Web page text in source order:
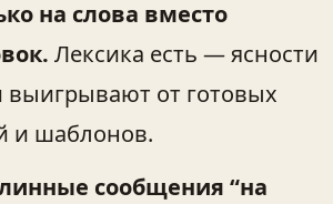
на слова вместо
Лексика есть — ясности
выигрывают от готовых
и шаблонов.
сообщения “на